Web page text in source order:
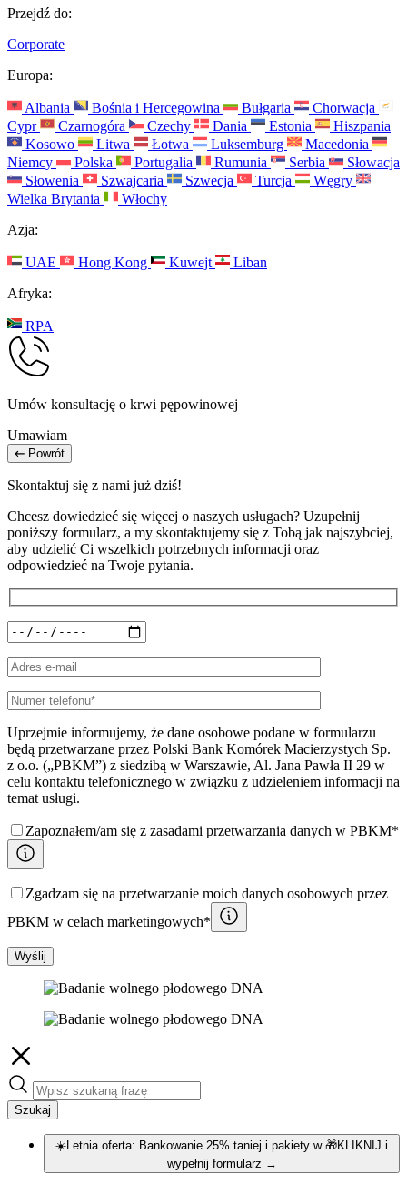
Przejdź do:
Corporate
Europa:
Albania Bośnia i Hercegowina Bułgaria
Chorwacja
Cypr
Czarnogóra Czechy Dania Estonia
Hiszpania
Kosowo
Litwa Łotwa Luksemburg
Macedonia
Niemcy
Polska Portugalia Rumunia Serbia
Słowacja
Słowenia
Szwajcaria Szwecja Turcja
Węgry
Wielka Brytania
Włochy
Azja:
UAE Hong Kong Kuwejt
Liban
Afryka:
RPA
Umów konsultację o krwi pępowinowej
Umawiam
Powrót
Skontaktuj się z nami już dziś!
Chcesz dowiedzieć się więcej o naszych usługach? Uzupełnij
poniższy formularz, a my skontaktujemy się z Tobą jak najszybciej,
aby udzielić Ci wszelkich potrzebnych informacji oraz
odpowiedzieć na Twoje pytania.
Uprzejmie informujemy, że dane osobowe podane w formularzu
będą przetwarzane przez Polski Bank Komórek Macierzystych Sp.
z o.o. („PBKM”) z siedzibą w Warszawie, Al. Jana Pawła II 29 w
celu kontaktu telefonicznego w związku z udzieleniem informacji na
temat usługi.
Zapoznałem/am się z zasadami przetwarzania danych w PBKM*
Zgadzam się na przetwarzanie moich danych osobowych przez
PBKM w celach marketingowych*
Wyślij
Szukaj
☀️Letnia oferta: Bankowanie 25% taniej i pakiety w 🎁KLIKNIJ i
wypełnij formularz →